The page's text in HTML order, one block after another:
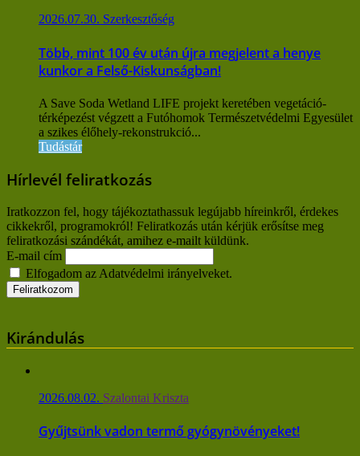
2026.07.30. Szerkesztőség
Több, mint 100 év után újra megjelent a henye
kunkor a Felső-Kiskunságban!
A Save Soda Wetland LIFE projekt keretében vegetáció-
térképezést végzett a Futóhomok Természetvédelmi Egyesület
a szikes élőhely-rekonstrukció...
Tudástár
Hírlevél feliratkozás
Iratkozzon fel, hogy tájékoztathassuk legújabb híreinkről, érdekes
cikkekről, programokról! Feliratkozás után kérjük erősítse meg
feliratkozási szándékát, amihez e-mailt küldünk.
E-mail cím
Elfogadom az Adatvédelmi irányelveket.
Kirándulás
2026.08.02. Szalontai Kriszta
Gyűjtsünk vadon termő gyógynövényeket!